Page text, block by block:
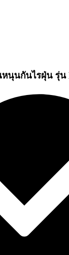
นุนกันไรฝุ่น รุ่น